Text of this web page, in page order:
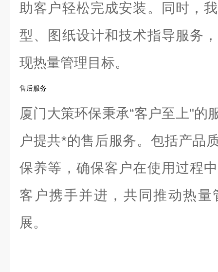
助客户轻松完成安装。同时，
型、图纸设计和技术指导服务
现热量管理目标。
售后服务
厦门大策环保秉承“客户至上"的
户提共*的售后服务。包括产品
保养等，确保客户在使用过程
客户携手并进，共同推动热
展。